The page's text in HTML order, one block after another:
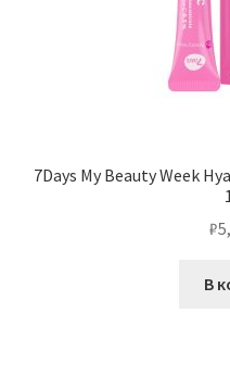
7Days My Beauty Week
₽
В